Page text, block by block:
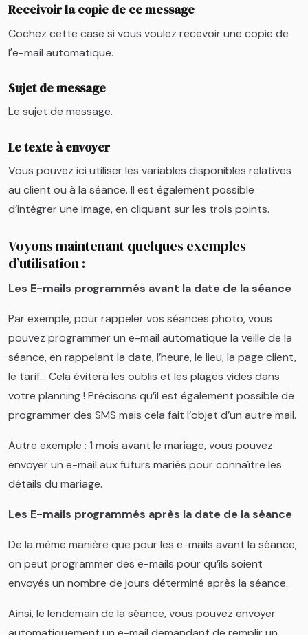
Receivoir la copie de ce message
Cochez cette case si vous voulez recevoir une copie de
lʼe-mail automatique.
Sujet de message
Le sujet de message.
Le texte à envoyer
Vous pouvez ici utiliser les variables disponibles relatives
au client ou à la séance. Il est également possible
d’intégrer une image, en cliquant sur les trois points.
Voyons maintenant quelques exemples
d’utilisation :
Les E-mails programmés avant la date de la séance
Par exemple, pour rappeler vos séances photo, vous
pouvez programmer un e-mail automatique la veille de la
séance, en rappelant la date, l’heure, le lieu, la page client,
le tarif… Cela évitera les oublis et les plages vides dans
votre planning ! Précisons qu’il est également possible de
programmer des SMS mais cela fait l’objet d’un autre mail.
Autre exemple : 1 mois avant le mariage, vous pouvez
envoyer un e-mail aux futurs mariés pour connaître les
détails du mariage.
Les E-mails programmés après la date de la séance
De la même manière que pour les e-mails avant la séance,
on peut programmer des e-mails pour qu’ils soient
envoyés un nombre de jours déterminé après la séance.
Ainsi, le lendemain de la séance, vous pouvez envoyer